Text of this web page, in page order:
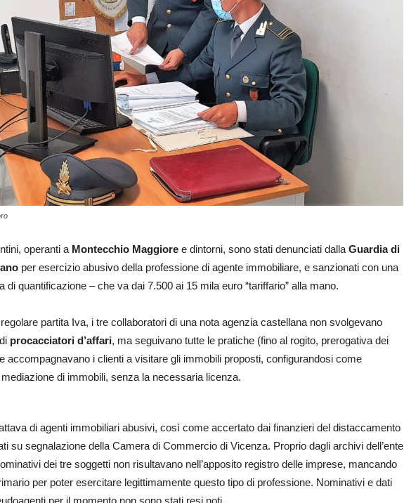
operanti a Montecchio Maggiore e dintorni, sono stati denunciati dalla Guardia di
per esercizio abusivo della professione di agente immobiliare, e sanzionati con una
di quantificazione – che va dai 7.500 ai 15 mila euro “tariffario” alla mano.
partita Iva, i tre collaboratori di una nota agenzia castellana non svolgevano
procacciatori d’affari, ma seguivano tutte le pratiche (fino al rogito, prerogativa dei
accompagnavano i clienti a visitare gli immobili proposti, configurandosi come
di immobili, senza la necessaria licenza.
di agenti immobiliari abusivi, così come accertato dai finanzieri del distaccamento
su segnalazione della Camera di Commercio di Vicenza. Proprio dagli archivi dell’ente
dei tre soggetti non risultavano nell’apposito registro delle imprese, mancando
per poter esercitare legittimamente questo tipo di professione. Nominativi e dati